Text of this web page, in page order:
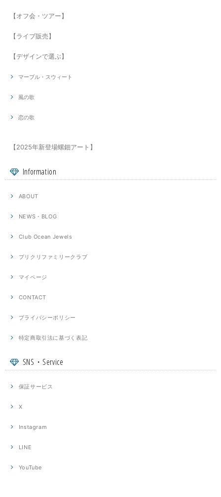
【オフ会・ツアー】
【ライブ販売】
【デザインで選ぶ】
マーブル・スウィート
風の歌
恋の歌
【2025年新登場螺鈿アート】
Information
ABOUT
NEWS・BLOG
Club Ocean Jewels
プリクリファミリークラブ
マイページ
CONTACT
プライバシーポリシー
特定商取引法に基づく表記
SNS・Service
保証サービス
X
Instagram
LINE
YouTube